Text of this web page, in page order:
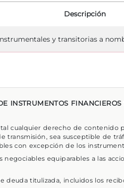
Descripción
y transitorias a
INSTRUMENTOS
cualquier derecho de contenido
transmisión, sea susceptible de
con excepción de los
negociables equiparables a las
deuda titulizada, incluidos los